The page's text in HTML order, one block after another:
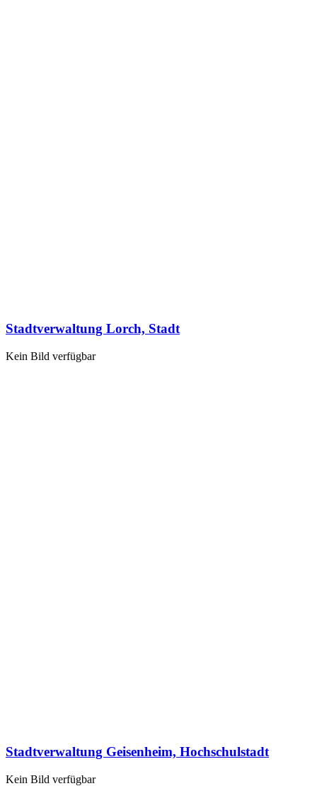
Stadtverwaltung Lorch, Stadt
Kein Bild verfügbar
Stadtverwaltung Geisenheim, Hochschulstadt
Kein Bild verfügbar